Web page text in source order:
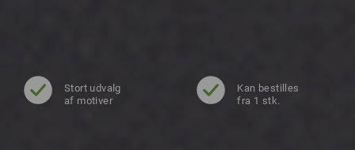
Stort udvalg
af motiver
Kan bestilles
fra 1 stk.